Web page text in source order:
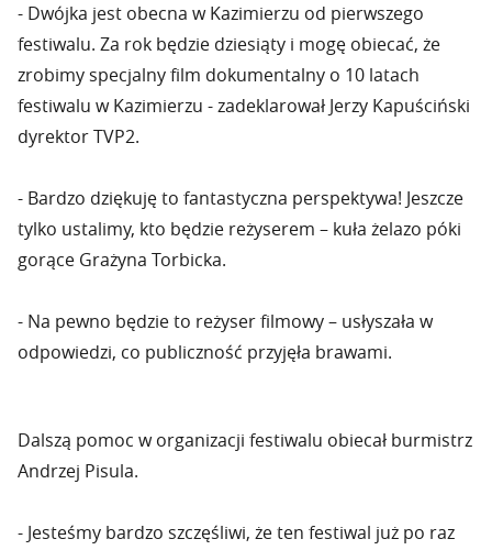
- Dwójka jest obecna w Kazimierzu od pierwszego
festiwalu. Za rok będzie dziesiąty i mogę obiecać, że
zrobimy specjalny film dokumentalny o 10 latach
festiwalu w Kazimierzu - zadeklarował Jerzy Kapuściński
dyrektor TVP2.
- Bardzo dziękuję to fantastyczna perspektywa! Jeszcze
tylko ustalimy, kto będzie reżyserem – kuła żelazo póki
gorące Grażyna Torbicka.
- Na pewno będzie to reżyser filmowy – usłyszała w
odpowiedzi, co publiczność przyjęła brawami.
Dalszą pomoc w organizacji festiwalu obiecał burmistrz
Andrzej Pisula.
- Jesteśmy bardzo szczęśliwi, że ten festiwal już po raz